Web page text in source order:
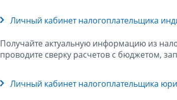
Личный кабинет налогоплательщика
Получайте актуальную информацию из
проводите сверку расчетов с бюджетом,
Личный кабинет налогоплательщика